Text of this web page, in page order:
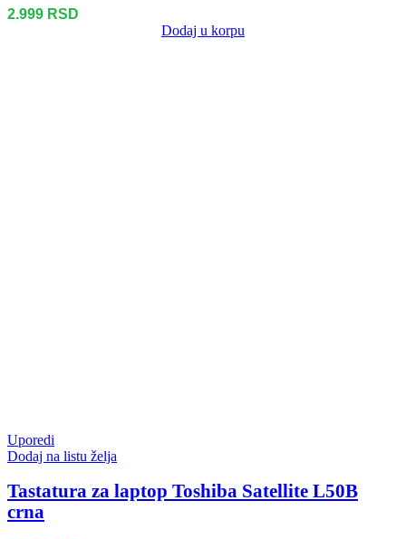
2.999 RSD
Dodaj u korpu
Uporedi
Dodaj na listu želja
Tastatura za laptop Toshiba Satellite L50B
crna